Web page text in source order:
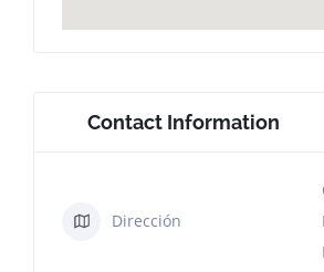
Contact Information
Dirección